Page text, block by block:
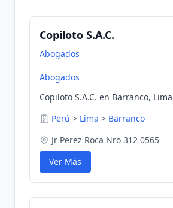
Copiloto S.A.C.
Abogados
Abogados
Copiloto S.A.C. en Barranco,
Perú > Lima > Barranco
Jr Perez Roca Nro 312 0565
Ver Más